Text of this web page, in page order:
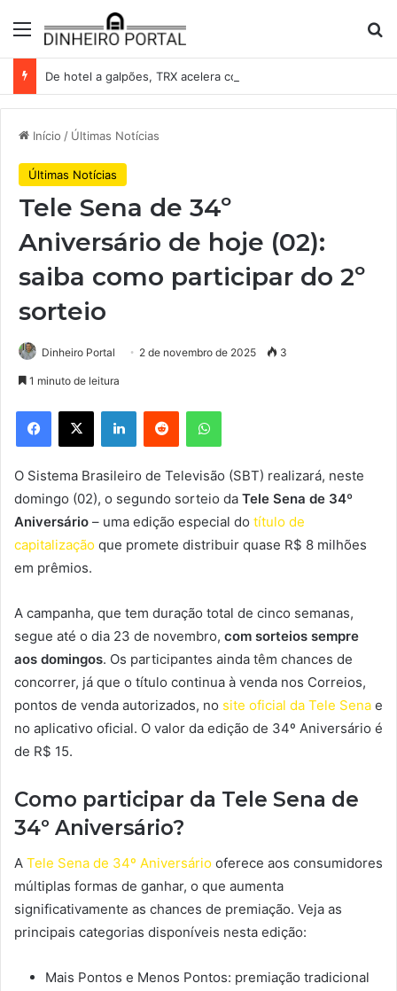
Menu
Início / Últimas Notícias
Últimas Notícias
Tele Sena de 34º
Aniversário de hoje (02):
saiba como participar do 2º
sorteio
Dinheiro Portal 2 de novembro de 2025 3
1 minuto de leitura
Facebook
X LinkedinReddit WhatsApp
O Sistema Brasileiro de Televisão (SBT) realizará, neste
domingo (02), o segundo sorteio da Tele Sena de 34º
Aniversário – uma edição especial do título de
capitalização que promete distribuir quase R$ 8 milhões
em prêmios.
A campanha, que tem duração total de cinco semanas,
segue até o dia 23 de novembro, com sorteios sempre
aos domingos. Os participantes ainda têm chances de
concorrer, já que o título continua à venda nos Correios,
pontos de venda autorizados, no site oficial da Tele Sena e
no aplicativo oficial. O valor da edição de 34º Aniversário é
de R$ 15.
Como participar da Tele Sena de
34º Aniversário?
A Tele Sena de 34º Aniversário oferece aos consumidores
múltiplas formas de ganhar, o que aumenta
significativamente as chances de premiação. Veja as
principais categorias disponíveis nesta edição:
Mais Pontos e Menos Pontos: premiação tradicional